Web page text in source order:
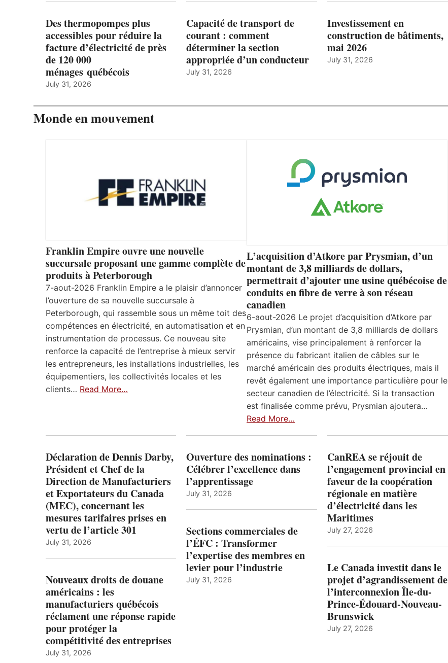
Des thermopompes plus
accessibles pour réduire la
facture d’électricité de près
de 120 000
ménages québécois
July 31, 2026
Capacité de transport de
courant : comment
déterminer la section
appropriée d’un conducteur
July 31, 2026
Investissement en
construction de bâtiments,
mai 2026
July 31, 2026
Monde en mouvement
Franklin Empire ouvre une nouvelle
succursale proposant une gamme complète de
produits à Peterborough
7-aout-2026 Franklin Empire a le plaisir d’annoncer
l’ouverture de sa nouvelle succursale à
Peterborough, qui rassemble sous un même toit des
compétences en électricité, en automatisation et en
instrumentation de processus. Ce nouveau site
renforce la capacité de l’entreprise à mieux servir
les entrepreneurs, les installations industrielles, les
équipementiers, les collectivités locales et les
clients… Read More…
L’acquisition d’Atkore par Prysmian, d’un
montant de 3,8 milliards de dollars,
permettrait d’ajouter une usine québécoise de
conduits en fibre de verre à son réseau
canadien
6-aout-2026 Le projet d’acquisition d’Atkore par
Prysmian, d’un montant de 3,8 milliards de dollars
américains, vise principalement à renforcer la
présence du fabricant italien de câbles sur le
marché américain des produits électriques, mais il
revêt également une importance particulière pour le
secteur canadien de l’électricité. Si la transaction
est finalisée comme prévu, Prysmian ajoutera…
Read More…
Déclaration de Dennis Darby,
Président et Chef de la
Direction de Manufacturiers
et Exportateurs du Canada
(MEC), concernant les
mesures tarifaires prises en
vertu de l’article 301
July 31, 2026
Nouveaux droits de douane
américains : les
manufacturiers québécois
réclament une réponse rapide
pour protéger la
compétitivité des entreprises
July 31, 2026
Ouverture des nominations :
Célébrer l’excellence dans
l’apprentissage
July 31, 2026
Sections commerciales de
l’ÉFC : Transformer
l’expertise des membres en
levier pour l’industrie
July 31, 2026
CanREA se réjouit de
l’engagement provincial en
faveur de la coopération
régionale en matière
d’électricité dans les
Maritimes
July 27, 2026
Le Canada investit dans le
projet d’agrandissement de
l’interconnexion Île-du-
Prince-Édouard-Nouveau-
Brunswick
July 27, 2026